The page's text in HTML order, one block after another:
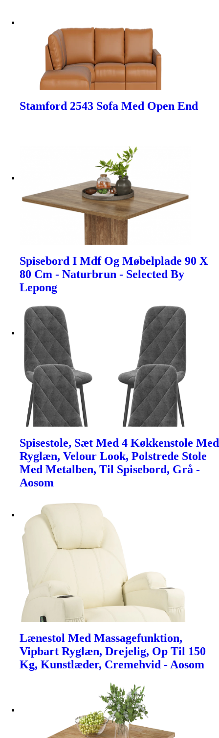
Stamford 2543 Sofa Med Open End
Spisebord I Mdf Og Møbelplade 90 X
80 Cm - Naturbrun - Selected By
Lepong
Spisestole, Sæt Med 4 Køkkenstole Med
Ryglæn, Velour Look, Polstrede Stole
Med Metalben, Til Spisebord, Grå -
Aosom
Lænestol Med Massagefunktion,
Vipbart Ryglæn, Drejelig, Op Til 150
Kg, Kunstlæder, Cremehvid - Aosom